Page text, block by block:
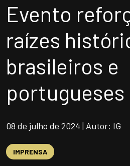
Pensamento Inovador
PROFISSIONAIS
ÁREAS DE ATUAÇÃO
INSTITUTO NELSON WILIANS
ATUAÇÃO INTERNACIONAL
UNIDADES
OPORTUNIDADES/CARREIRA
PORTAL DE CONTEÚDO
Evento
raízes
brasileiros e
portugueses
08 de julho de 2024 | Autor: IG
IMPRENSA